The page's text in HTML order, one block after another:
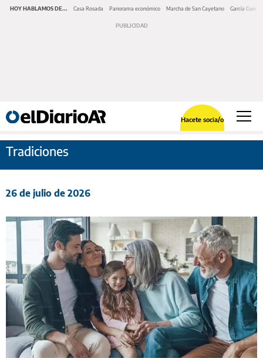
HOY HABLAMOS DE... Casa Rosada Panorama económico Marcha de San Cayetano García Cuerva
Hacete socia/o
Tradiciones
26 de julio de 2026